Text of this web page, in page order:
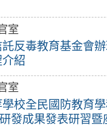
室
反毒教育基金會
紹
室
校全民國防教育
發成果發表研習暨